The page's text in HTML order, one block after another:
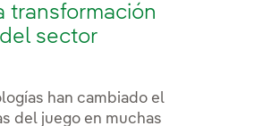
transformación
sector
han cambiado el
del juego en muchas